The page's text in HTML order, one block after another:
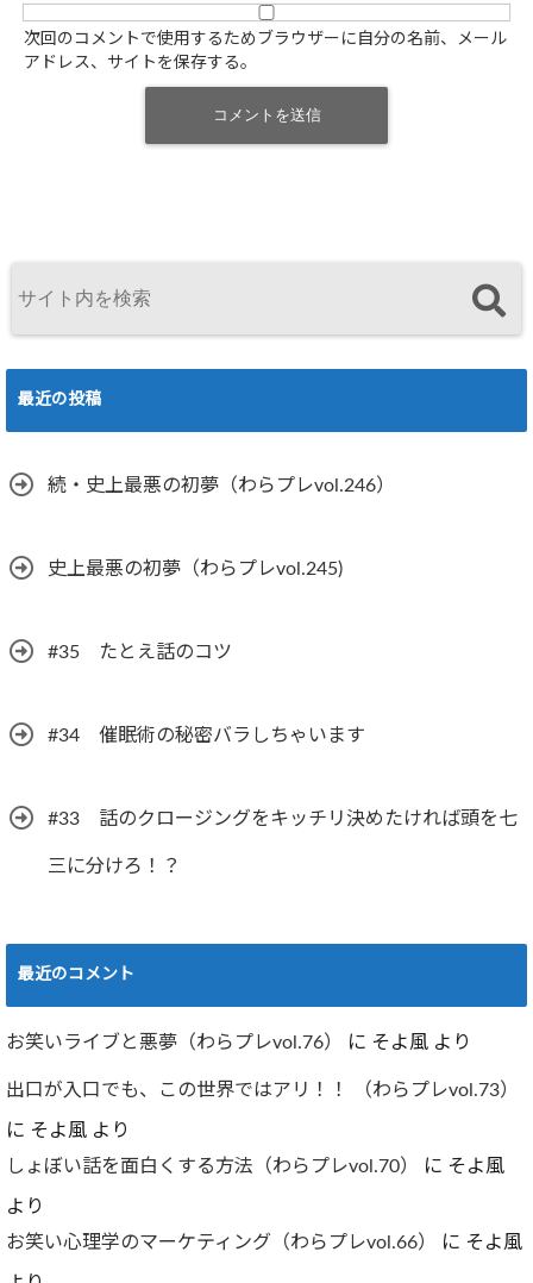
次回のコメントで使用するためブラウザーに自分の名前、メール
アドレス、サイトを保存する。
最近の投稿
続・史上最悪の初夢（わらプレvol.246）
史上最悪の初夢（わらプレvol.245)
#35 たとえ話のコツ
#34 催眠術の秘密バラしちゃいます
#33 話のクロージングをキッチリ決めたければ頭を七
三に分けろ！？
最近のコメント
お笑いライブと悪夢（わらプレvol.76） に そよ風 より
出口が入口でも、この世界ではアリ！！ （わらプレvol.73）
に そよ風 より
しょぼい話を面白くする方法（わらプレvol.70）
に そよ風
より
お笑い心理学のマーケティング（わらプレvol.66）
に そよ風